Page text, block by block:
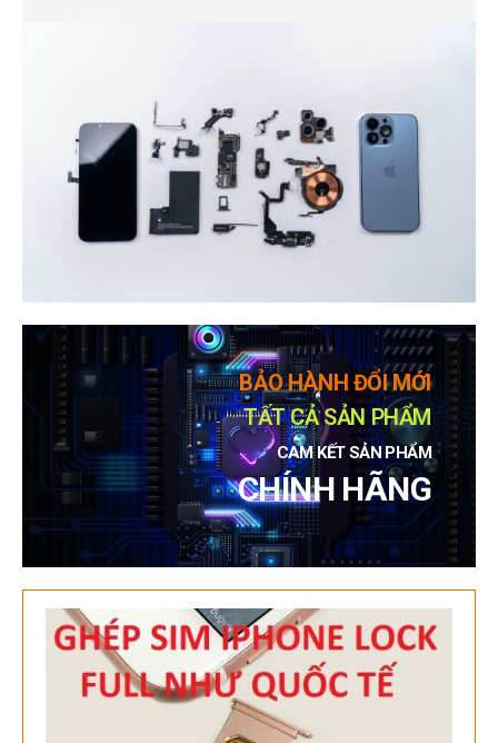
BẢO HÀNH ĐỔI MỚI
TẤT CẢ SẢN PHẨM
CAM KẾT SẢN PHẨM
CHÍNH HÃNG